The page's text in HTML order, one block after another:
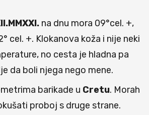
na dnu mora 09°cel. +,
cel. +. Klokanova koža i nije neki
no cesta je hladna pa
da boli njega nego mene.
barikade u Cretu. Morah
proboj s druge strane.